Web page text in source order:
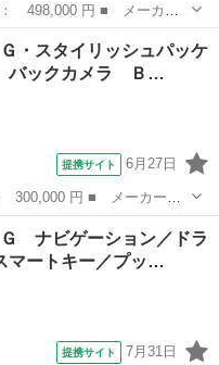
グレード名： コンフォ
ブレコーダー／バックカメ
・スタイリッシュパッケ
ックカメラ Ｂ…
提携サイト 6月27日
グレード名： Ｇ・スタ
カメラ Ｂｌｕｅｔｏｏ
ナビゲーション／ドラ
マートキー／プッ…
提携サイト 7月31日